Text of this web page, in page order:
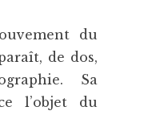
du
de dos,
Sa
l’objet du